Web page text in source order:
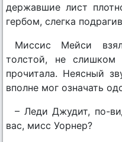
державшие лист
гербом, слегка
Миссис Мейси
толстой, не
прочитала. Неясный
вполне мог означать
– Леди Джудит, по-
вас, мисс Уорнер?